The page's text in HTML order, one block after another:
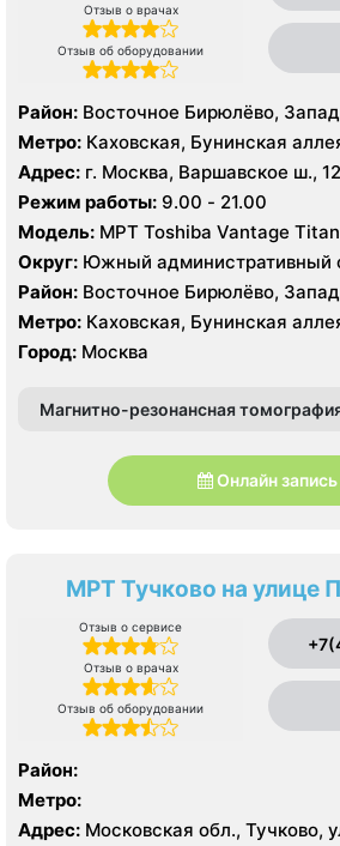
Отзыв о врачах
Отзыв об оборудовании
Район: Восточное Бирюлёво,
Москворечье-Сабурово, Северное
Центральное Чертаново, Южное
Чертаново , Зюзино, Северное
Метро: Каховская, Бунинская
Донского, Бульвар Адмирала
Пражская, Севастопольская,
Янгеля, Улица Горчакова, Улица
Старокачаловская, Чертановская,
Адрес: г. Москва, Варшавское ш.,
Режим работы: 9.00 - 21.00
Модель: МРТ Toshiba Vantage Titan
Округ: Южный административный
Район: Восточное Бирюлёво,
Москворечье-Сабурово, Северное
Центральное Чертаново, Южное
Чертаново , Зюзино, Северное
Метро: Каховская, Бунинская
Донского, Бульвар Адмирала
Пражская, Севастопольская,
Янгеля, Улица Горчакова, Улица
Старокачаловская,
Город: Москва
Магнитно-резонансная
Онлайн запись
МРТ Тучково на улице
Отзыв о сервисе
Отзыв о врачах
Отзыв об оборудовании
Район:
Метро:
Адрес: Московская обл., Тучково,